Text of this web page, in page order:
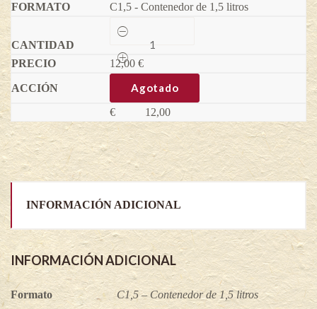
C1,5 - Contenedor de 1,5 litros
Espino
amarillo
Macho
Pollmix
3
Hippophae
rhamnoides
quantity
12,00 €
Agotado
€ 12,00
INFORMACIÓN ADICIONAL
INFORMACIÓN ADICIONAL
Formato C1,5 – Contenedor de 1,5 litros